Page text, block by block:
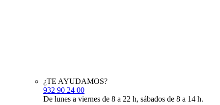
¿TE AYUDAMOS?
932 90 24 00
De lunes a viernes de 8 a 22 h, sábados de 8 a 14 h.